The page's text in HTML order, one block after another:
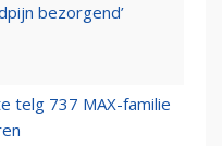
bezorgend’
telg 737 MAX-familie